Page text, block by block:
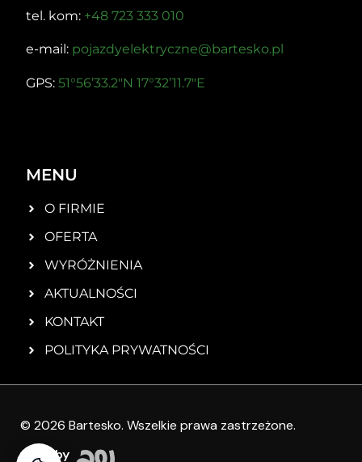
tel. kom: +48 723 333 010
e-mail: pojazdyelektryczne@bartesko.pl
GPS: 51°56’33.2″N 17°32’11.7″E
MENU
O FIRMIE
OFERTA
WYRÓŻNIENIA
AKTUALNOŚCI
KONTAKT
POLITYKA PRYWATNOŚCI
© 2026 Bartesko. Wszelkie prawa zastrzeżone.
www by